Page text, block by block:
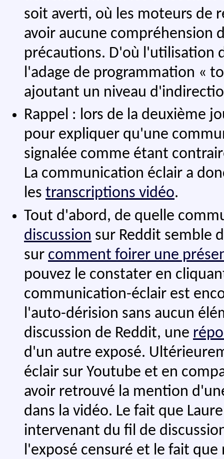
soit averti, où les moteurs de
avoir aucune compréhension
précautions. D'où l'utilisation
l'adage de programmation «
ajoutant un niveau
Rappel : lors de la deuxième
pour expliquer qu'une
signalée comme étant
La communication éclair a
les transcriptions vidéo.
Tout d'abord, de quelle
discussion sur Reddit semble
sur comment foirer une
pouvez le constater en
communication-éclair est
l'auto-dérision sans aucun
discussion de Reddit, une
d'un autre exposé.
éclair sur Youtube et en
avoir retrouvé la mention
dans la vidéo. Le fait que
intervenant du fil de
l'exposé censuré et le fait